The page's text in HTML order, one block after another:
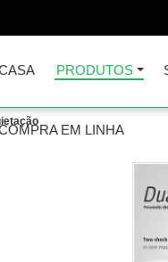
PRODUTOS
EM LINHA